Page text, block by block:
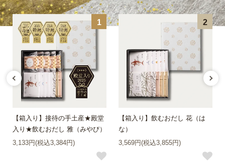
1
【箱入り】接待の手土産★殿堂
入り★飲むおだし 雅（みやび）
3,133円(税込3,384円)
2
【箱入り】飲むおだし 花（は
な）
3,569円(税込3,855円)